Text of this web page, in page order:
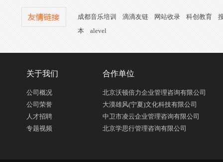
成都音乐培训 滴滴友链 网站收录 科创教育
本
alevel
关于我们 合作单位
公司概况
公司荣誉
人才招聘
专题视频
北京沃顿倍力企业管理咨询有限公司
大漠雄风(宁夏)文化科技有限公司
中卫市凌云企业管理咨询有限公司
北京学思行管理咨询有限公司